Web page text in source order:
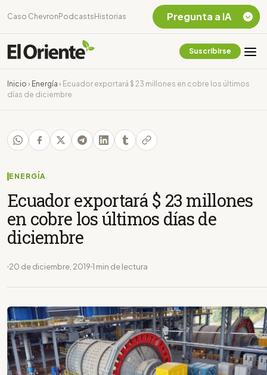
Caso Chevron Podcasts Historias
Suscribirse
Inicio › Energía › Ecuador exportará $ 23 millones en cobre los últimos
días de diciembre
ENERGÍA
Ecuador exportará $ 23 millones
en cobre los últimos días de
diciembre
20 de diciembre, 2019 1 min de lectura
Pregunta a IA
Chevron Ecuador